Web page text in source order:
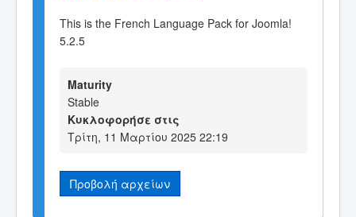
This is the French Language Pack for Joomla!
5.2.5
Maturity
Stable
Κυκλοφορήσε στις
Τρίτη, 11 Μαρτίου 2025 22:19
Προβολή αρχείων